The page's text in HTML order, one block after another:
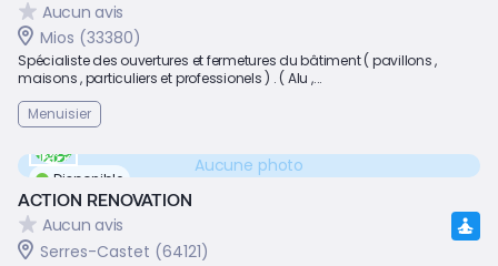
Aucun avis
Mios (33380)
Spécialiste des ouvertures et fermetures du bâtiment ( pavillons ,
maisons , particuliers et professionels ) . ( Alu ,...
Menuisier
Disponible
Aucune photo
ACTION RENOVATION
Aucun avis
Serres-Castet (64121)